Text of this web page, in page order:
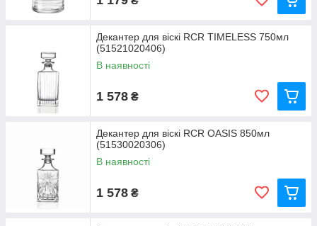
Декантер для віскі RCR TIMELESS 750мл
(51521020406)
В наявності
1 578 ₴
Декантер для віскі RCR OASIS 850мл
(51530020306)
В наявності
1 578 ₴